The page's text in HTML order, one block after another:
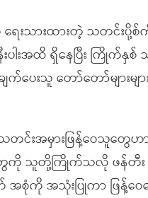
ေးသားထားတဲ့ သတင်းပို့
ပါးအထိ ရှိနေပြီး ကြိုက်နှ
ပေးသူ တော်တော်များမျ
င်းအမှားဖြန့်ဝေသူတွေဟ
ကို သူတို့ကြိုက်သလို ဖန်တီး ရေ
စုံကို‌ အသုံးပြုကာ ဖြန့်ဝ